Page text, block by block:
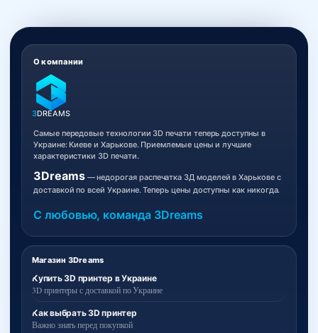
Магазин 3Dreams
Купить 3D принтер в Украине
3D принтеры с доставкой по Украине
Как выбрать 3D принтер
Важно знать перед покупкой
О компании
3DREAMS
Самые передовые технологии 3D печати теперь доступны в
Украине: Киеве и Харькове. Приемлемые цены и лучшие
характеристики 3D печати.
3Dreams— недорогая распечатка 3Д моделей в Харькове с
доставкой по всей Украине. Теперь цены доступны как никогда.
С любовью, команда 3Dreams